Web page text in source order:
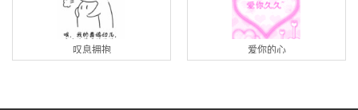
叹息拥抱 爱你的心